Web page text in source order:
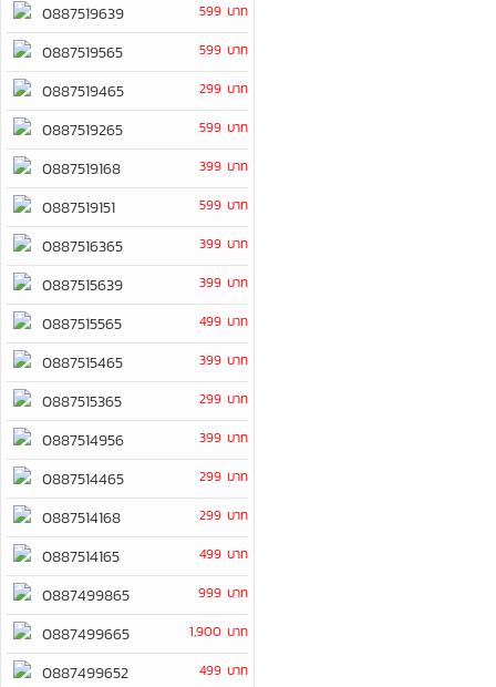
0887519639 599 บาท
0887519565 599 บาท
0887519465 299 บาท
0887519265 599 บาท
0887519168 399 บาท
0887519151 599 บาท
0887516365 399 บาท
0887515639 399 บาท
0887515565 499 บาท
0887515465 399 บาท
0887515365 299 บาท
0887514956 399 บาท
0887514465 299 บาท
0887514168 299 บาท
0887514165 499 บาท
0887499865 999 บาท
0887499665 1,900 บาท
0887499652 499 บาท